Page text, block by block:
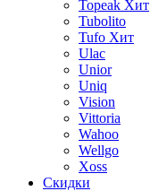
Topeak Хит
Tubolito
Tufo Хит
Ulac
Unior
Uniq
Vision
Vittoria
Wahoo
Wellgo
Xoss
Скидки